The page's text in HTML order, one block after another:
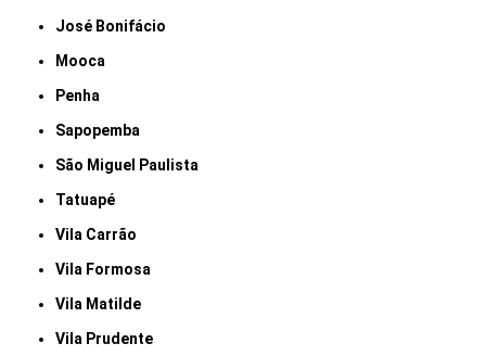
José Bonifácio
Mooca
Penha
Sapopemba
São Miguel Paulista
Tatuapé
Vila Carrão
Vila Formosa
Vila Matilde
Vila Prudente